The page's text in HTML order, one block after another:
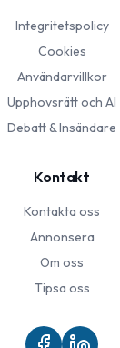
Integritetspolicy
Cookies
Användarvillkor
Upphovsrätt och AI
Debatt & Insändare
Kontakt
Kontakta oss
Annonsera
Om oss
Tipsa oss